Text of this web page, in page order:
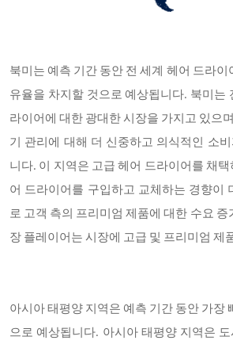
북미는 예측 기간 동안 전 세계 헤어 드라이
유율을 차지할 것으로 예상됩니다. 북미는
라이어에 대한 광대한 시장을 가지고 있으
기 관리에 대해 더 신중하고 의식적인 소
니다. 이 지역은 고급 헤어 드라이어를 채택
어 드라이어를 구입하고 교체하는 경향이
로 고객 측의 프리미엄 제품에 대한 수요 증
장 플레이어는 시장에 고급 및 프리미엄 제
아시아 태평양 지역은 예측 기간 동안 가장
으로 예상됩니다. 아시아 태평양 지역은